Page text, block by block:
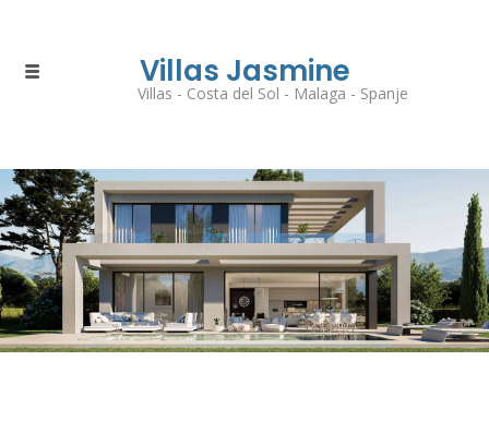
Villas Jasmine
Villas - Costa del Sol - Malaga - Spanje